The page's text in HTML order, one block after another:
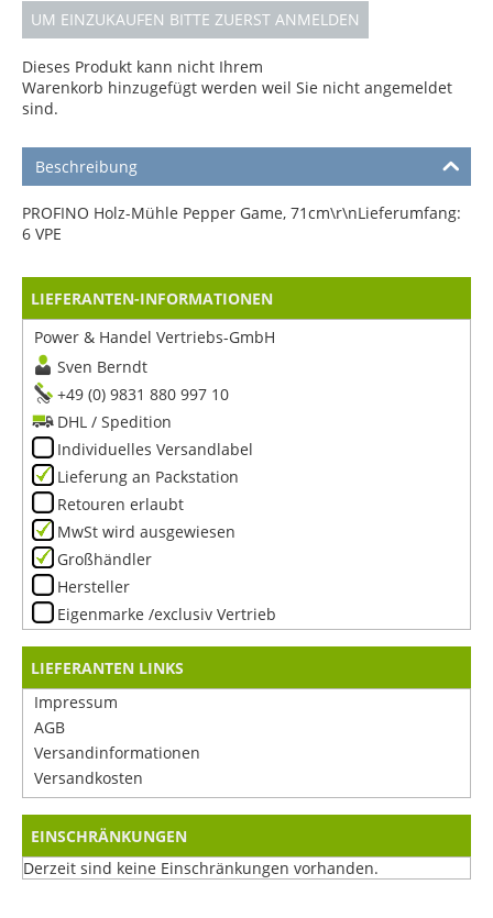
UM EINZUKAUFEN BITTE ZUERST ANMELDEN
Dieses Produkt kann nicht Ihrem
Warenkorb hinzugefügt werden weil Sie nicht angemeldet
sind.
Beschreibung
PROFINO Holz-Mühle Pepper Game, 71cm\r\nLieferumfang:
6 VPE
LIEFERANTEN-INFORMATIONEN
Power & Handel Vertriebs-GmbH
Sven Berndt
+49 (0) 9831 880 997 10
DHL / Spedition
Individuelles Versandlabel
Lieferung an Packstation
Retouren erlaubt
MwSt wird ausgewiesen
Großhändler
Hersteller
Eigenmarke /exclusiv Vertrieb
LIEFERANTEN LINKS
Impressum
AGB
Versandinformationen
Versandkosten
EINSCHRÄNKUNGEN
Derzeit sind keine Einschränkungen vorhanden.